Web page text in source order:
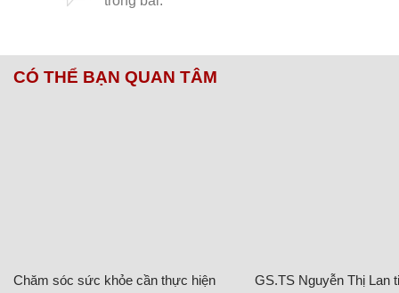
CÓ THỂ BẠN QUAN TÂM
Chăm sóc sức khỏe cần thực hiện
GS.TS Nguyễn Thị Lan